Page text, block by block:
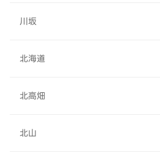
川坂
北海道
北高畑
北山